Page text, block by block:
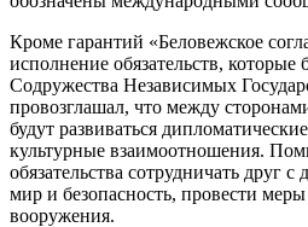
Кроме гарантий «Беловежское
исполнение обязательств, которые
Содружества Независимых
провозглашал, что между
будут развиваться
культурные взаимоотношения.
обязательства сотрудничать друг
мир и безопасность, провести
вооружения.